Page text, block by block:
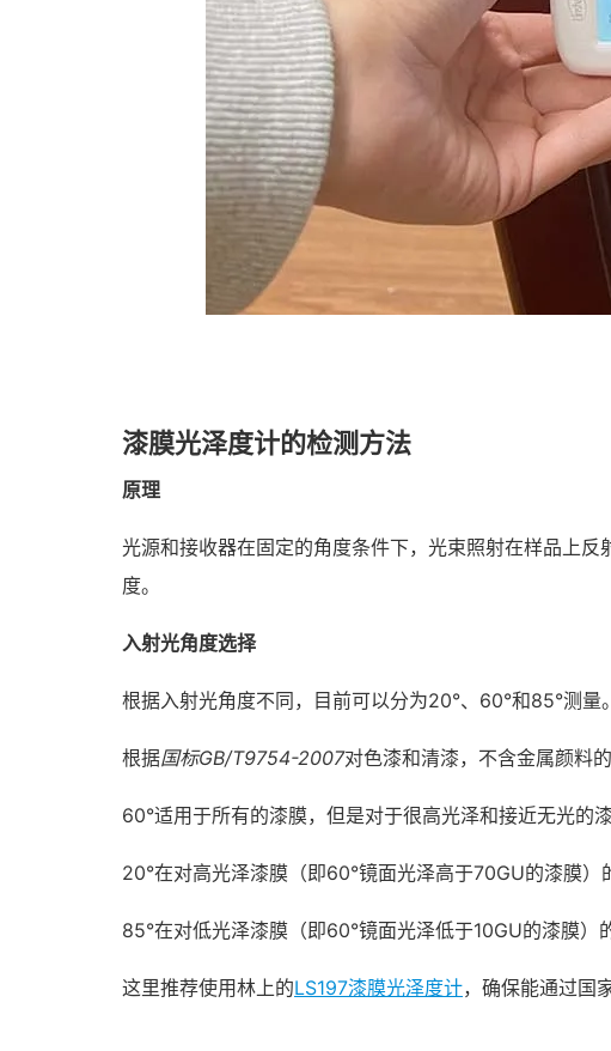
漆膜光泽度计的检测方法
原理
光源和接收器在固定的角度条件下，光束照射在样品上
度。
入射光角度选择
根据入射光角度不同，目前可以分为20°、60°和85°测量。
根据国标GB/T9754-2007对色漆和清漆，不含金属颜料
60°适用于所有的漆膜，但是对于很高光泽和接近无光的
20°在对高光泽漆膜（即60°镜面光泽高于70GU的漆膜）
85°在对低光泽漆膜（即60°镜面光泽低于10GU的漆膜）
这里推荐使用林上的LS197漆膜光泽度计，确保能通过国